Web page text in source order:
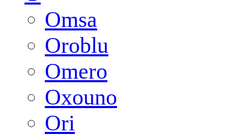
Omsa
Oroblu
Omero
Oxouno
Ori